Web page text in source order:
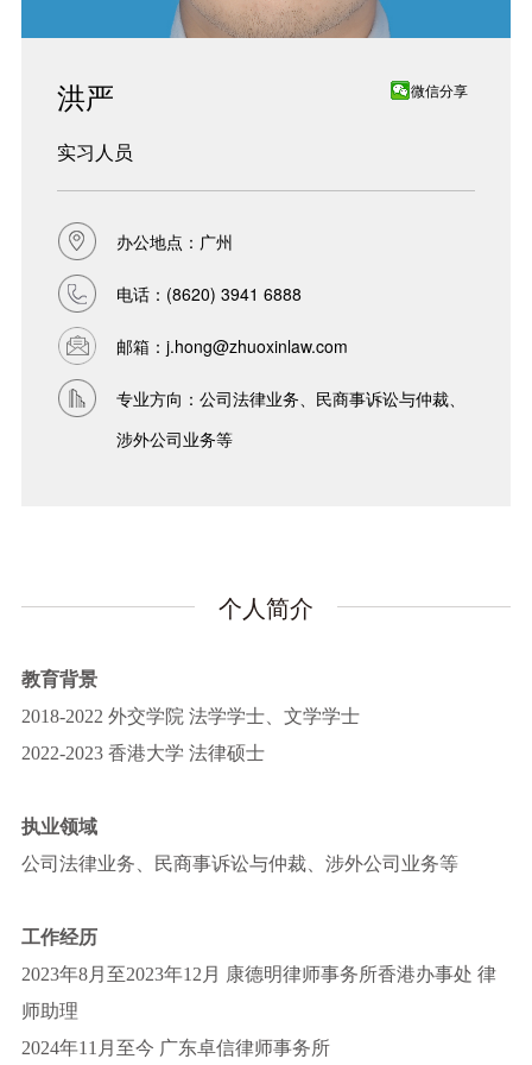
洪严 微信分享
实习人员
办公地点：广州
电话： (8620) 3941 6888
邮箱： j.hong@zhuoxinlaw.com
专业方向：公司法律业务、民商事诉讼与仲裁、
涉外公司业务等
个人简介
教育背景
2018-2022 外交学院 法学学士、文学学士
2022-2023 香港大学 法律硕士
执业领域
公司法律业务、民商事诉讼与仲裁、涉外公司业务等
工作经历
2023年8月至2023年12月 康德明律师事务所香港办事处 律
师助理
2024年11月至今 广东卓信律师事务所